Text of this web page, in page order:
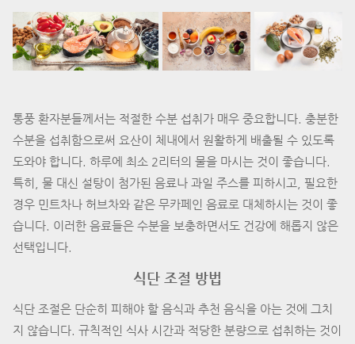
통풍 환자분들께서는 적절한 수분 섭취가 매우 중요합니다. 충분한
수분을 섭취함으로써 요산이 체내에서 원활하게 배출될 수 있도록
도와야 합니다. 하루에 최소 2리터의 물을 마시는 것이 좋습니다.
특히, 물 대신 설탕이 첨가된 음료나 과일 주스를 피하시고, 필요한
경우 민트차나 허브차와 같은 무카페인 음료로 대체하시는 것이 좋
습니다. 이러한 음료들은 수분을 보충하면서도 건강에 해롭지 않은
선택입니다.
식단 조절 방법
식단 조절은 단순히 피해야 할 음식과 추천 음식을 아는 것에 그치
지 않습니다. 규칙적인 식사 시간과 적당한 분량으로 섭취하는 것이